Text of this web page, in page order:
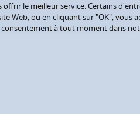
le meilleur service. Certains
ou en cliquant sur "OK", vous
à tout moment dans